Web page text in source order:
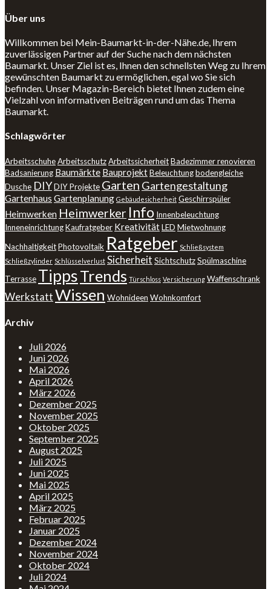
Über uns
Willkommen bei Mein-Baumarkt-in-der-Nähe.de, Ihrem
zuverlässigen Partner auf der Suche nach dem nächsten
Baumarkt. Unser Ziel ist es, Ihnen den schnellsten Weg zu Ihrem
gewünschten Baumarkt zu ermöglichen, egal wo Sie sich
befinden. Unser Magazin-Bereich bietet Ihnen zudem eine
Vielzahl von informativen Beiträgen rund um das Thema
Baumarkt.
Schlagwörter
ArbeitsschuheArbeitsschutzArbeitssicherheitBadezimmer renovieren
Badsanierung Baumärkte BauprojektBeleuchtungbodengleiche
Dusche DIYDIY Projekte Garten Gartengestaltung
Gartenhaus Gartenplanung Gebäudesicherheit Geschirrspüler
Heimwerken Heimwerker Info Innenbeleuchtung
InneneinrichtungKaufratgeber KreativitätLED Mietwohnung
NachhaltigkeitPhotovoltaik Ratgeber Schließsystem
Schließzylinder Schlüsselverlust Sicherheit SichtschutzSpülmaschine
Terrasse TippsTrends Türschloss Versicherung Waffenschrank
WerkstattWissen Wohnideen Wohnkomfort
Archiv
Juli 2026
Juni 2026
Mai 2026
April 2026
März 2026
Dezember 2025
November 2025
Oktober 2025
September 2025
August 2025
Juli 2025
Juni 2025
Mai 2025
April 2025
März 2025
Februar 2025
Januar 2025
Dezember 2024
November 2024
Oktober 2024
Juli 2024